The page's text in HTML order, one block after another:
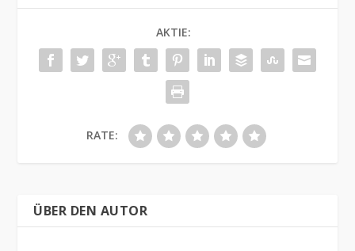
AKTIE:
RATE:
ÜBER DEN AUTOR